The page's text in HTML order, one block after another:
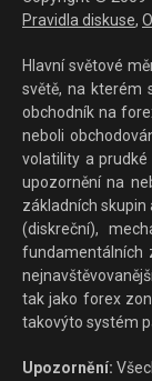
Pravidla diskuse,
Hlavní světové
světě, na kterém
obchodník na
neboli
volatility a
upozornění na
základních
(diskreční),
fundamentálních
tak jako forex
takovýto systém
Upozornění: